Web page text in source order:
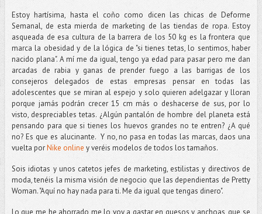
Estoy hartísima, hasta el coño como dicen las chicas de Deforme
Semanal, de esta mierda de marketing de las tiendas de ropa. Estoy
asqueada de esa cultura de la barrera de los 50 kg es la frontera que
marca la obesidad y de la lógica de "si tienes tetas, lo sentimos, haber
nacido plana". A mí me da igual, tengo ya edad para pasar pero me dan
arcadas de rabia y ganas de prender fuego a las barrigas de los
consejeros delegados de estas empresas pensar en todas las
adolescentes que se miran al espejo y solo quieren adelgazar y lloran
porque jamás podrán crecer 15 cm más o deshacerse de sus, por lo
visto, despreciables tetas. ¿Algún pantalón de hombre del planeta está
pensando para que si tienes los huevos grandes no te entren? ¿A qué
no? Es que es alucinante. Y no, no pasa en todas las marcas, daos una
vuelta porNike online y veréis modelos de todos los tamaños.
Sois idiotas y unos catetos jefes de marketing, estilistas y directivos de
moda, tenéis la misma visión de negocio que las dependientas de Pretty
Woman. "Aquí no hay nada para ti. Me da igual que tengas dinero".
Lo que me he ahorrado me lo voy a gastar en quesos y anchoas, que se